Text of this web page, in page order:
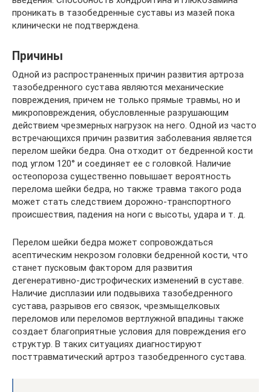
проникать в тазобедренные суставы из мазей пока
клинически не подтверждена.
Причины
Одной из распространенных причин развития артроза
тазобедренного сустава являются механические
повреждения, причем не только прямые травмы, но и
микроповреждения, обусловленные разрушающим
действием чрезмерных нагрузок на него. Одной из часто
встречающихся причин развития заболевания является
перелом шейки бедра. Она отходит от бедренной кости
под углом 120° и соединяет ее с головкой. Наличие
остеопороза существенно повышает вероятность
перелома шейки бедра, но также травма такого рода
может стать следствием дорожно-транспортного
происшествия, падения на ноги с высоты, удара и т. д.
Перелом шейки бедра может сопровождаться
асептическим некрозом головки бедренной кости, что
станет пусковым фактором для развития
дегенеративно-дистрофических изменений в суставе.
Наличие дисплазии или подвывиха тазобедренного
сустава, разрывов его связок, чрезмыщелковых
переломов или переломов вертлужной впадины также
создает благоприятные условия для повреждения его
структур. В таких ситуациях диагностируют
посттравматический артроз тазобедренного сустава.